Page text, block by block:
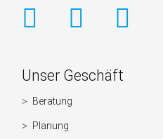
Weitere
Informationen
Unser Geschäft
Navigation
überspringen
Beratung
Planung